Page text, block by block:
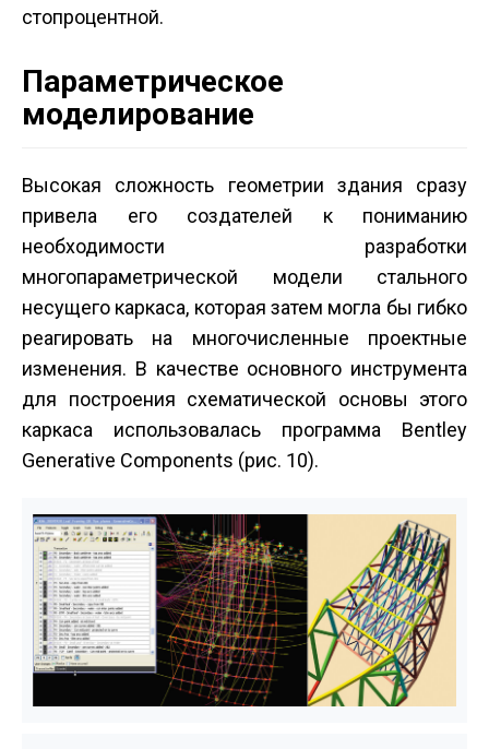
стопроцентной.
Параметрическое
моделирование
Высокая сложность геометрии здания сразу
привела его создателей к пониманию
необходимости разработки
многопараметрической модели стального
несущего каркаса, которая затем могла бы гибко
реагировать на многочисленные проектные
изменения. В качестве основного инструмента
для построения схематической основы этого
каркаса использовалась программа Bentley
Generative Components (рис. 10).